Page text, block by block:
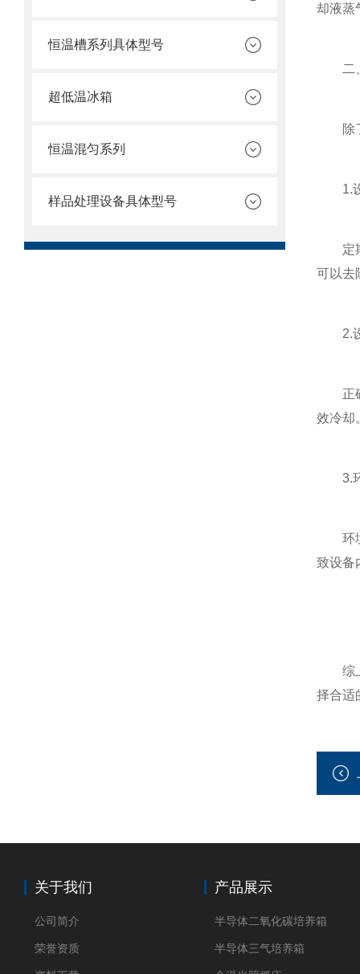
恒温槽系列具体型号
超低温冰箱
恒温混匀系列
样品处理设备具体型号
却液蒸
二、
除了
1.设
定期
可以去
2.设
正确
效冷却
3.环
环境
致设备
综上
择合适
关于我们
公司简介
荣誉资质
产品展示
半导体二氧化碳培养箱
半导体三气培养箱